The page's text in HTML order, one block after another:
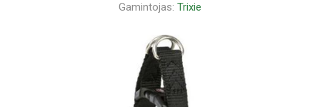
Gamintojas: Trixie